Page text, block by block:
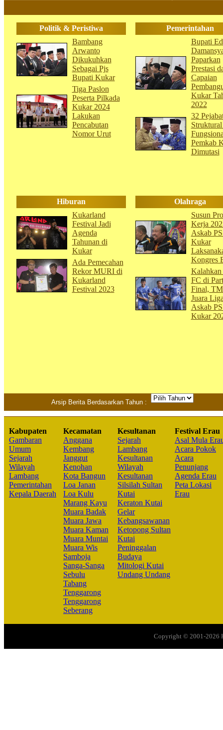
Politik & Peristiwa
Pemerintahan
Bambang
Arwanto
Dikukuhkan
Sebagai Pjs
Bupati Kukar
Tiga Paslon
Peserta Pilkada
Kukar 2024
Lakukan
Pencabutan
Nomor Urut
Bupati
Paparkan
Prestasi
Capaian
Kukar
2022
32
Pemkab
Dimutasi
Hiburan
Olahraga
Kukarland
Festival Jadi
Agenda
Tahunan di
Kukar
Ada Pemecahan
Rekor MURI di
Kukarland
Festival 2023
Susun
Kerja
Askab
Kukar
Kongres
FC di
Final,
Juara
Askab
Kukar
Arsip Berita Berdasarkan Tahun :
Kabupaten
Gambaran
Umum
Sejarah
Wilayah
Lambang
Pemerintahan
Kepala Daerah
Kecamatan
Anggana
Kembang
Janggut
Kenohan
Kota Bangun
Loa Janan
Loa Kulu
Marang Kayu
Muara Badak
Muara Jawa
Muara Kaman
Muara Muntai
Muara Wis
Samboja
Sanga-Sanga
Sebulu
Tabang
Tenggarong
Tenggarong
Seberang
Kesultanan
Sejarah
Lambang
Kesultanan
Wilayah
Kesultanan
Silsilah Sultan
Kutai
Keraton Kutai
Gelar
Kebangsawanan
Ketopong Sultan
Kutai
Peninggalan
Budaya
Mitologi Kutai
Undang Undang
Festival Erau
Asal Mula
Acara Pokok
Acara
Penunjang
Agenda Erau
Peta Lokasi
Erau
Copyright © 2001-2026